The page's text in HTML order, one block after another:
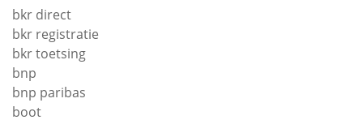
bkr direct
bkr registratie
bkr toetsing
bnp
bnp paribas
boot